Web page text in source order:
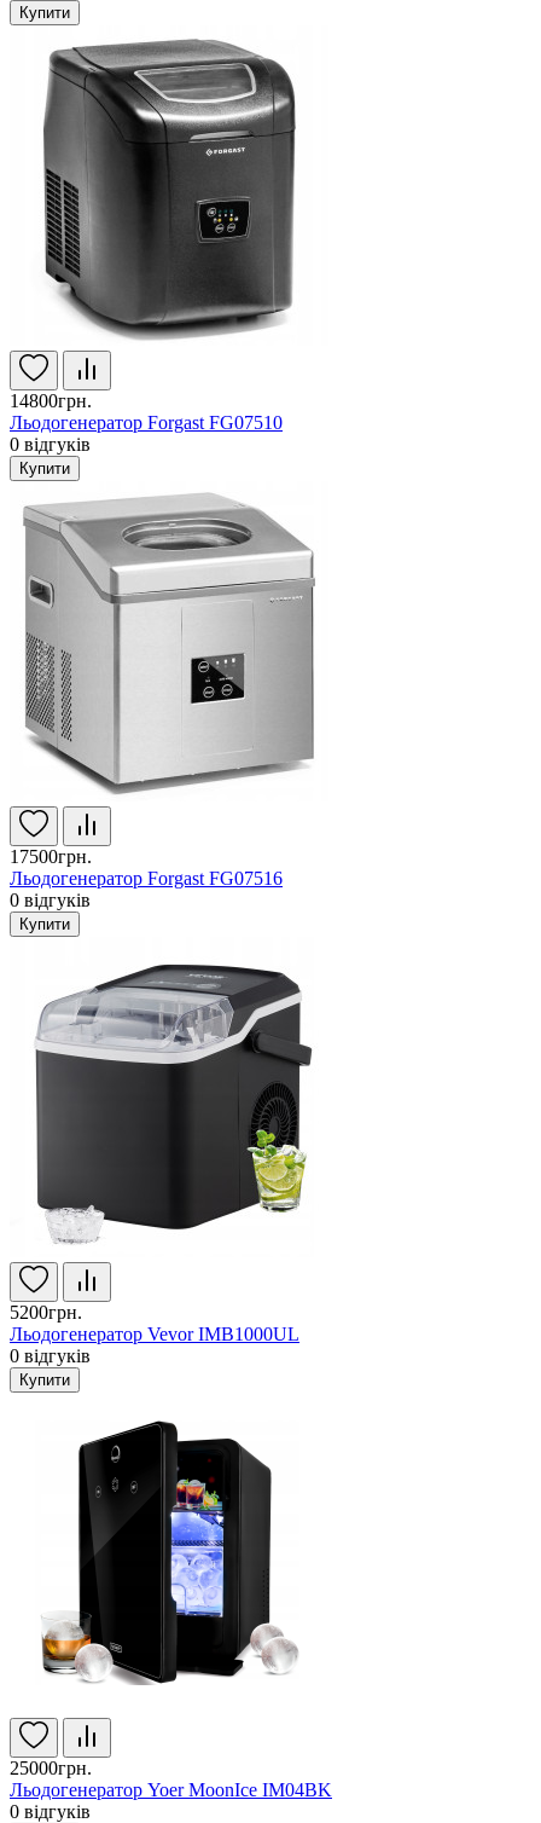
Купити
14800грн.
Льодогенератор Forgast FG07510
0 відгуків
Купити
17500грн.
Льодогенератор Forgast FG07516
0 відгуків
Купити
5200грн.
Льодогенератор Vevor IMB1000UL
0 відгуків
Купити
25000грн.
Льодогенератор Yoer MoonIce IM04BK
0 відгуків